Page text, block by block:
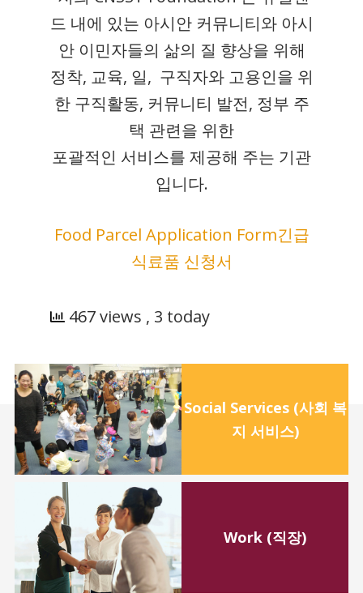
드 내에 있는 아시안 커뮤니티와 아시
안 이민자들의 삶의 질 향상을 위해
정착, 교육, 일, 구직자와 고용인을 위
한 구직활동, 커뮤니티 발전, 정부 주
택 관련을 위한
포괄적인 서비스를 제공해 주는 기관
입니다.
Food Parcel Application Form긴급
식료품 신청서
467 views , 3 today
Social Services (사회 복
지 서비스)
Work (직장)